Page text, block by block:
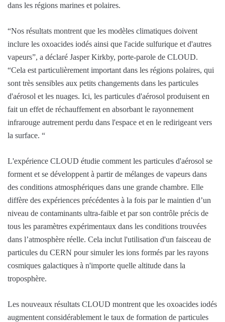
dans les régions marines et polaires.
“Nos résultats montrent que les modèles climatiques doivent
inclure les oxoacides iodés ainsi que l'acide sulfurique et d'autres
vapeurs”, a déclaré Jasper Kirkby, porte-parole de CLOUD.
“Cela est particulièrement important dans les régions polaires, qui
sont très sensibles aux petits changements dans les particules
d'aérosol et les nuages. Ici, les particules d'aérosol produisent en
fait un effet de réchauffement en absorbant le rayonnement
infrarouge autrement perdu dans l'espace et en le redirigeant vers
la surface. “
L'expérience CLOUD étudie comment les particules d'aérosol se
forment et se développent à partir de mélanges de vapeurs dans
des conditions atmosphériques dans une grande chambre. Elle
diffère des expériences précédentes à la fois par le maintien d’un
niveau de contaminants ultra-faible et par son contrôle précis de
tous les paramètres expérimentaux dans les conditions trouvées
dans l’atmosphère réelle. Cela inclut l'utilisation d'un faisceau de
particules du CERN pour simuler les ions formés par les rayons
cosmiques galactiques à n'importe quelle altitude dans la
troposphère.
Les nouveaux résultats CLOUD montrent que les oxoacides iodés
augmentent considérablement le taux de formation de particules